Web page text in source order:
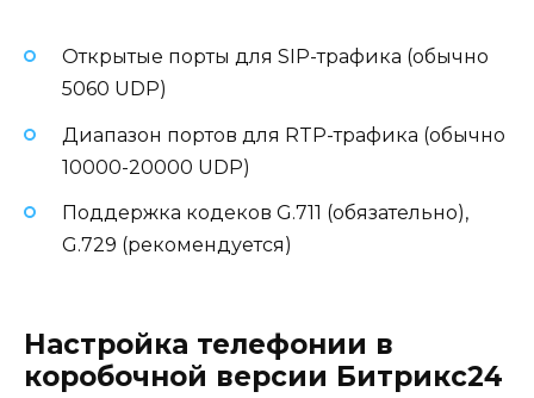
Открытые порты для SIP-трафика (обычно
5060 UDP)
Диапазон портов для RTP-трафика (обычно
10000-20000 UDP)
Поддержка кодеков G.711 (обязательно),
G.729 (рекомендуется)
Настройка телефонии в
коробочной версии Битрикс24